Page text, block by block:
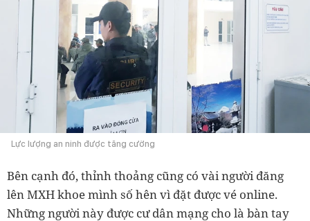
Lực lượng an ninh được tăng cường
Bên cạnh đó, thỉnh thoảng cũng có vài người đăng
lên MXH khoe mình số hên vì đặt được vé online.
Những người này được cư dân mạng cho là bàn tay